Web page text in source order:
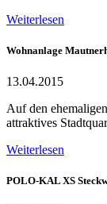
Weiterlesen
Wohnanlage
13.04.2015
Auf den
attraktives
Weiterlesen
POLO-KAL XS